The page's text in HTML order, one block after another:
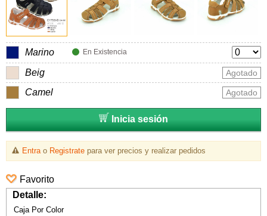
Marino En Existencia
Beig Agotado
Camel Agotado
Inicia sesión
Entrao Registratepara ver precios y realizar pedidos
Favorito
Detalle:
Caja Por Color